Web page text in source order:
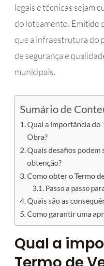
legais e técnicas sejam
do loteamento. Emitido
que a infraestrutura do
de segurança e
municipais.
Sumário de
Qual a importância do
Obra?
Quais desafios podem
obtenção?
Como obter o Termo
Passo a passo
Quais são as
Como garantir uma
Qual a